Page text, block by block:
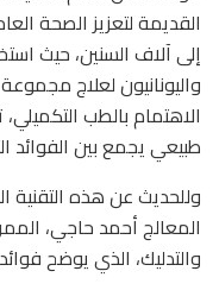
القديمة لتعزيز الصحة
إلى آلاف السنين، حيث
واليونانيون لعلاج
الاهتمام بالطب
طبيعي يجمع بين الفوائد
وللحديث عن هذه التقنية
المعالج أحمد حاجي،
والتدليك، الذي يوضح